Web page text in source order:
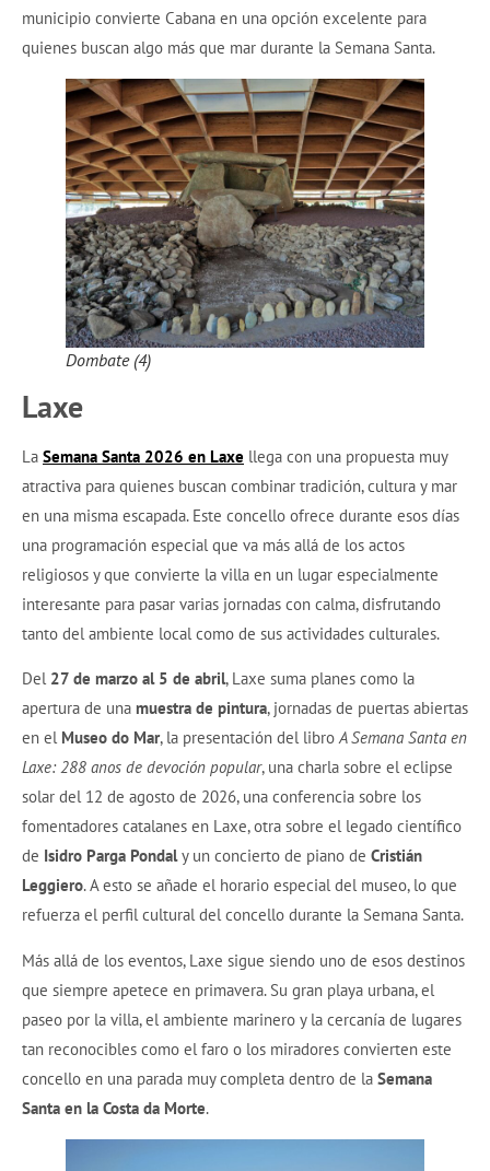
municipio convierte Cabana en una opción excelente para
quienes buscan algo más que mar durante la Semana Santa.
Dombate (4)
Laxe
La Semana Santa 2026 en Laxe llega con una propuesta muy
atractiva para quienes buscan combinar tradición, cultura y mar
en una misma escapada. Este concello ofrece durante esos días
una programación especial que va más allá de los actos
religiosos y que convierte la villa en un lugar especialmente
interesante para pasar varias jornadas con calma, disfrutando
tanto del ambiente local como de sus actividades culturales.
Del 27 de marzo al 5 de abril, Laxe suma planes como la
apertura de una muestra de pintura, jornadas de puertas abiertas
en el Museo do Mar, la presentación del libroA Semana Santa en
Laxe: 288 anos de devoción popular, una charla sobre el eclipse
solar del 12 de agosto de 2026, una conferencia sobre los
fomentadores catalanes en Laxe, otra sobre el legado científico
de Isidro Parga Pondaly un concierto de piano de Cristián
Leggiero. A esto se añade el horario especial del museo, lo que
refuerza el perfil cultural del concello durante la Semana Santa.
Más allá de los eventos, Laxe sigue siendo uno de esos destinos
que siempre apetece en primavera. Su gran playa urbana, el
paseo por la villa, el ambiente marinero y la cercanía de lugares
tan reconocibles como el faro o los miradores convierten este
concello en una parada muy completa dentro de la Semana
Santa en la Costa da Morte.